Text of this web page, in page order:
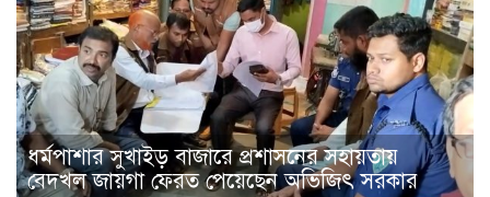
ধর্মপাশার সুখাইড় বাজারে প্রশাসনের সহায়তায়
বেদখল জায়গা ফেরত পেয়েছেন অভিজিৎ সরকার